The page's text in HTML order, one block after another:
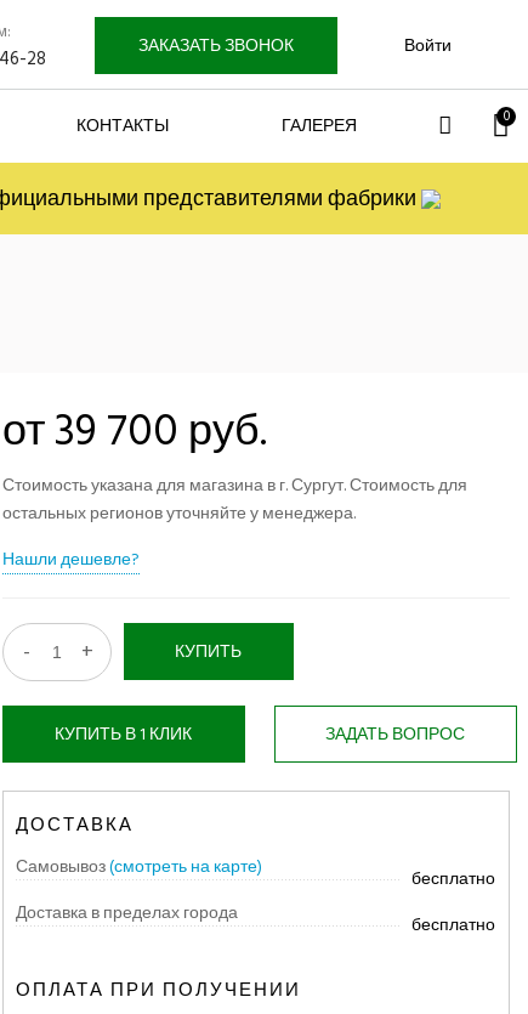
28 ЗАКАЗАТЬ ЗВОНОК Войти
КОНТАКТЫ ГАЛЕРЕЯ 0
представителями фабрики
от 39 700 руб.
Стоимость указана для магазина в г. Сургут. Стоимость для
остальных регионов уточняйте у менеджера.
Нашли дешевле?
- + КУПИТЬ
КУПИТЬ В 1 КЛИК ЗАДАТЬ ВОПРОС
ДОСТАВКА
Самовывоз(смотреть на карте)
бесплатно
Доставка в пределах города
бесплатно
ОПЛАТА ПРИ ПОЛУЧЕНИИ